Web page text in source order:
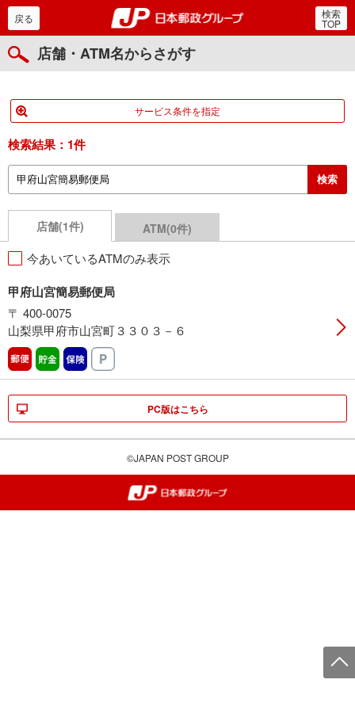
郵便局・日本郵政グルー
戻る 検索
TOP
店舗・ATM名からさがす
サービス条件を指定
検索結果： 1件
店舗(1件) ATM(0件)
今あいているATMのみ表示
甲府山宮簡易郵便局
〒 400-0075
山梨県甲府市山宮町３３０３－６
郵便 貯金 保険
PC版はこちら
©JAPAN POST GROUP